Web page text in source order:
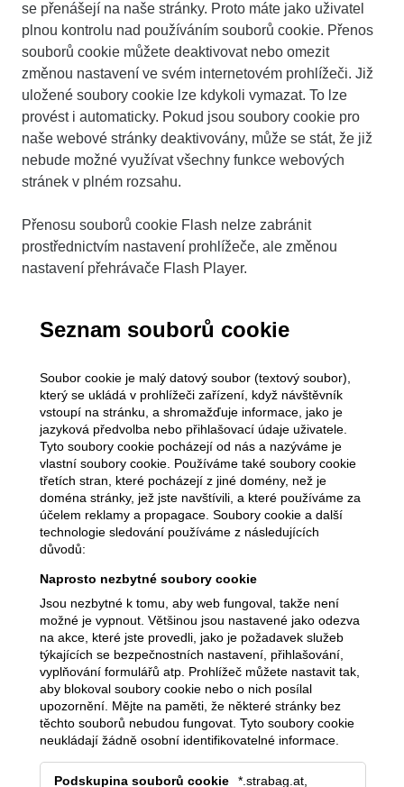
se přenášejí na naše stránky. Proto máte jako uživatel
plnou kontrolu nad používáním souborů cookie. Přenos
souborů cookie můžete deaktivovat nebo omezit
změnou nastavení ve svém internetovém prohlížeči. Již
uložené soubory cookie lze kdykoli vymazat. To lze
provést i automaticky. Pokud jsou soubory cookie pro
naše webové stránky deaktivovány, může se stát, že již
nebude možné využívat všechny funkce webových
stránek v plném rozsahu.
Přenosu souborů cookie Flash nelze zabránit
prostřednictvím nastavení prohlížeče, ale změnou
nastavení přehrávače Flash Player.
Seznam souborů cookie
Soubor cookie je malý datový soubor (textový soubor),
který se ukládá v prohlížeči zařízení, když návštěvník
vstoupí na stránku, a shromažďuje informace, jako je
jazyková předvolba nebo přihlašovací údaje uživatele.
Tyto soubory cookie pocházejí od nás a nazýváme je
vlastní soubory cookie. Používáme také soubory cookie
třetích stran, které pocházejí z jiné domény, než je
doména stránky, jež jste navštívili, a které používáme za
účelem reklamy a propagace. Soubory cookie a další
technologie sledování používáme z následujících
důvodů:
Naprosto nezbytné soubory cookie
Jsou nezbytné k tomu, aby web fungoval, takže není
možné je vypnout. Většinou jsou nastavené jako odezva
na akce, které jste provedli, jako je požadavek služeb
týkajících se bezpečnostních nastavení, přihlašování,
vyplňování formulářů atp. Prohlížeč můžete nastavit tak,
aby blokoval soubory cookie nebo o nich posílal
upozornění. Mějte na paměti, že některé stránky bez
těchto souborů nebudou fungovat. Tyto soubory cookie
neukládají žádně osobní identifikovatelné informace.
*.strabag.at,